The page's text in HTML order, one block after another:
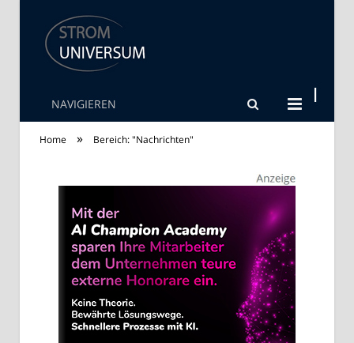
Strom Universum
NAVIGIEREN
Home » Bereich: "Nachrichten"